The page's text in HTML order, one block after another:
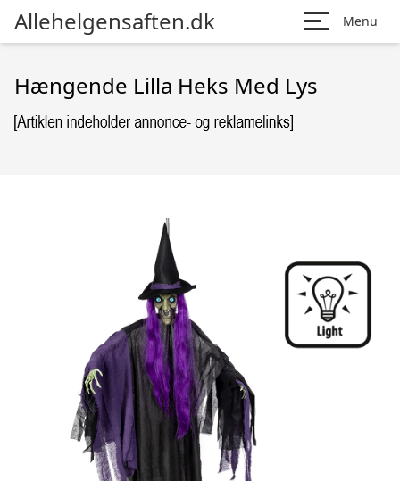
Allehelgensaften.dk Menu
Hængende Lilla Heks Med Lys